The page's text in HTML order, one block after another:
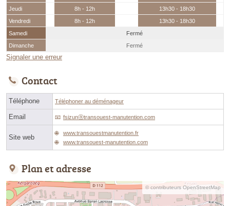
Jeudi
8h - 12h
13h30 - 18h30
Vendredi
8h - 12h
13h30 - 18h30
Samedi
Fermé
Dimanche
Fermé
Signaler une erreur
Contact
Téléphone Téléphoner au déménageur
Email fsizunⓐtransouest-manutention.com
Site web
www.transouestmanutention.fr
www.transouest-manutention.com
Plan et adresse
© contributeurs OpenStreetMap